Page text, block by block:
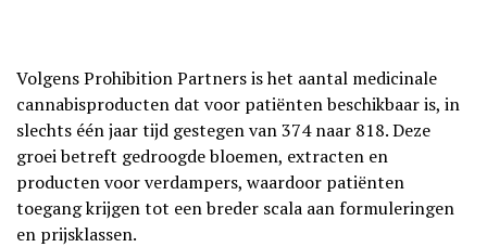
Volgens Prohibition Partners is het aantal medicinale
cannabisproducten dat voor patiënten beschikbaar is, in
slechts één jaar tijd gestegen van 374 naar 818. Deze
groei betreft gedroogde bloemen, extracten en
producten voor verdampers, waardoor patiënten
toegang krijgen tot een breder scala aan formuleringen
en prijsklassen.